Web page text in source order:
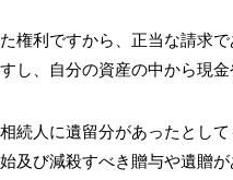
権利ですから、正当な請求
し、自分の資産の中から現
続人に遺留分があったとし
及び減殺すべき贈与や遺贈